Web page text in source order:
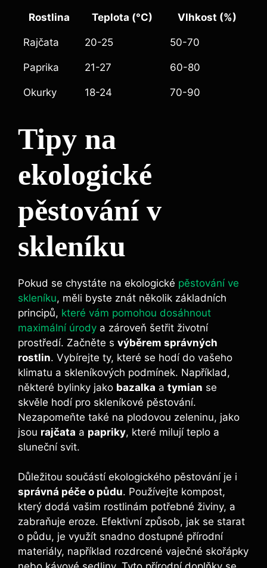
Rostlina Teplota (°C) Vlhkost (%)
Rajčata 20-25 50-70
Paprika 21-27 60-80
Okurky 18-24 70-90
Tipy na
ekologické
pěstování v
skleníku
Pokud se chystáte na ekologické pěstování ve
skleníku, měli byste znát několik základních
principů, které vám pomohou dosáhnout
maximální úrody a zároveň šetřit životní
prostředí. Začněte s výběrem správných
rostlin. Vybírejte ty, které se hodí do vašeho
klimatu a skleníkových podmínek. Například,
některé bylinky jako bazalka a tymian se
skvěle hodí pro skleníkové pěstování.
Nezapomeňte také na plodovou zeleninu, jako
jsou rajčata a papriky, které milují teplo a
sluneční svit.
Důležitou součástí ekologického pěstování je i
správná péče o půdu. Používejte kompost,
který dodá vašim rostlinám potřebné živiny, a
zabraňuje eroze. Efektivní způsob, jak se starat
o půdu, je využít snadno dostupné přírodní
materiály, například rozdrcené vaječné skořápky